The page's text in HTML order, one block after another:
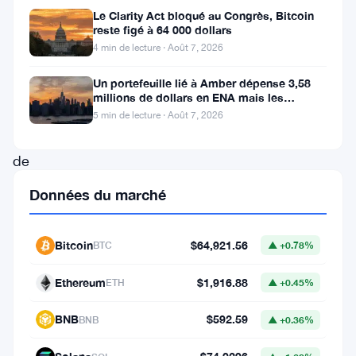
monnaies,
Litecoin
pris
de
scène
aujourd’hui
avec
Le Clarity Act bloqué au Congrès, Bitcoin
reste figé à 64 000 dollars
4 min de lecture · Août 7, 2026
Un portefeuille lié à Amber dépense 3,58
millions de dollars en ENA mais les
acheteurs ne suivent pas
5 min de lecture · Août 7, 2026
Données du marché
BitcoinBTC $64,921.56 ▲ +0.78%
EthereumETH $1,916.88 ▲ +0.45%
BNBBNB $592.59 ▲ +0.36%